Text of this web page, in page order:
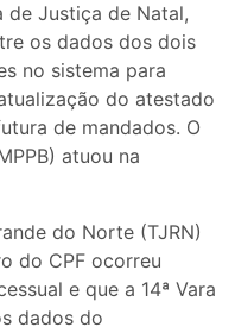
de Justiça de Natal,
os dados dos dois
no sistema para
do atestado
de mandados. O
atuou na
do Norte (TJRN)
do CPF ocorreu
e que a 14ª Vara
dados do